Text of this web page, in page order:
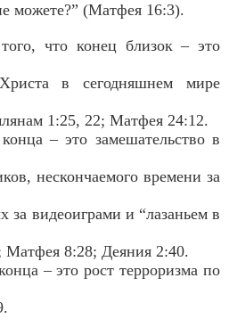
можете?” (Матфея 16:3).
что конец близок – это
в сегодняшнем мире
1:25, 22; Матфея 24:12.
– это замешательство в
нескончаемого времени за
за видеоиграми и “лазаньем в
8:28; Деяния 2:40.
– это рост терроризма по